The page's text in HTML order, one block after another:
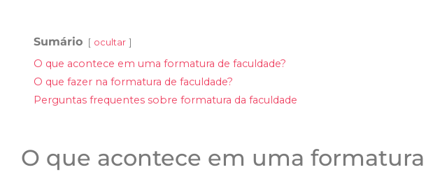
Sumário ocultar
O que acontece em uma formatura de faculdade?
O que fazer na formatura de faculdade?
Perguntas frequentes sobre formatura da faculdade
O que acontece em uma